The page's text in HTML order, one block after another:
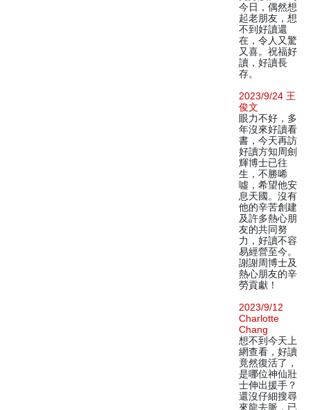
今日，偶然想
起老朋友，想
不到好讀還
在，令人又驚
又喜。祝福好
讀，好讀長
存。
2023/9/24 王
俊文
眼力不好，多
年沒來好讀看
書，今天再訪
好讀方知周劍
輝博士已往
生，不勝唏
噓，希望他安
息天國。沒有
他的辛苦創建
及許多熱心朋
友的共同努
力，好讀不容
易經營至今。
謝謝周博士及
熱心朋友的辛
勞貢獻！
2023/9/12
Charlotte
Chang
想不到今天上
網查看，好讀
竟然復活了，
是哪位神仙壯
士伸出援手？
還沒仔細搜尋
來龍去脈，已